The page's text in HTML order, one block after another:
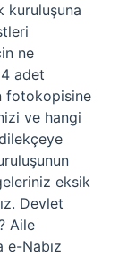
kuruluşuna
ne
adet
fotokopisine
ve hangi
eksik
Devlet
Aile
e-Nabız